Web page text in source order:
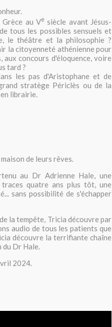
Grèce au Ve siècle avant Jésus-
tous les possibles sensuels et
le théâtre et la philosophie ?
la citoyenneté athénienne pour
concours d'éloquence, voire
tard ?
les pas d'Aristophane et de
stratège Périclès ou de la
librairie.
de leurs rêves.
au Dr Adrienne Hale, une
quatre ans plus tôt, une
sans possibilité de s'échapper
la tempête, Tricia découvre par
audio de tous les patients que
découvre la terrifiante chaîne
du Dr Hale.
2024.